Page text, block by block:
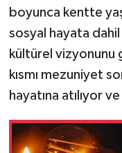
boyunca kentte
sosyal hayata
kültürel
kısmı mezuniyet
hayatına atılıyor